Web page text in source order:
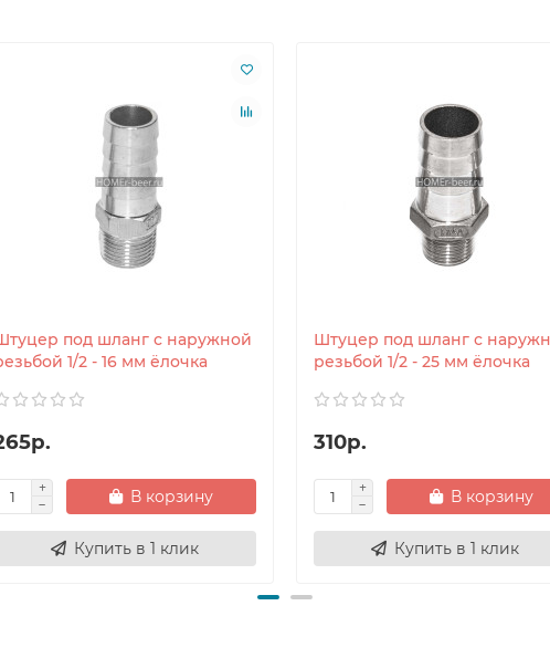
под шланг с наружной
1/2 - 16 мм ёлочка
В корзину
Купить в 1 клик
Штуцер под шланг с
резьбой 1/2 - 25 мм ёлочка
310р.
В корзину
Купить в 1 клик